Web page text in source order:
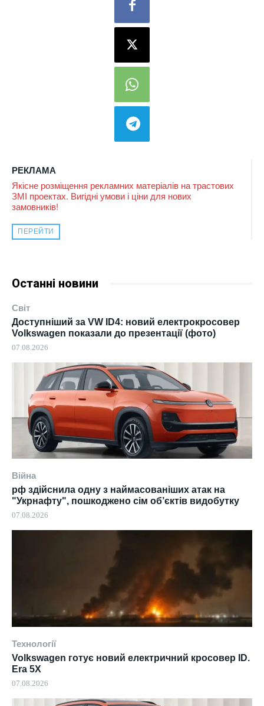
РЕКЛАМА
Якісне розміщення рекламних матеріалів на трастових
ЗМІ проектах. Вигідні умови і ціни для нових
замовників!
ПЕРЕЙТИ
Останні новини
Світ
Доступніший за VW ID4: новий електрокросовер
Volkswagen показали до презентації (фото)
07.08.2026
Війна
рф здійснила одну з наймасованіших атак на
"Укрнафту", пошкоджено сім об’єктів видобутку
07.08.2026
Технології
Volkswagen готує новий електричний кросовер ID.
Era 5X
07.08.2026